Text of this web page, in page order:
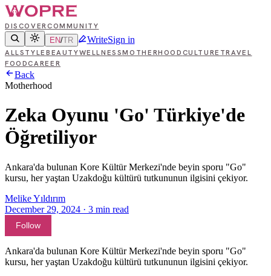
DISCOVERCOMMUNITY
EN/TR WriteSign in
ALLSTYLE BEAUTYWELLNESSMOTHERHOOD CULTURE TRAVEL
FOODCAREER
Back
Motherhood
Zeka Oyunu 'Go' Türkiye'de
Öğretiliyor
Ankara'da bulunan Kore Kültür Merkezi'nde beyin sporu "Go"
kursu, her yaştan Uzakdoğu kültürü tutkununun ilgisini çekiyor.
Melike Yıldırım
December 29, 2024 · 3 min read
Follow
Ankara'da bulunan Kore Kültür Merkezi'nde beyin sporu "Go"
kursu, her yaştan Uzakdoğu kültürü tutkununun ilgisini çekiyor.